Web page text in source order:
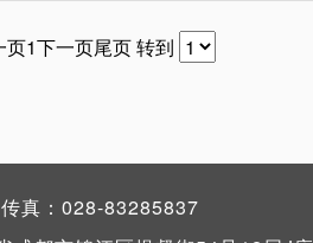
页1下一页尾页转到
传真：028-83285837